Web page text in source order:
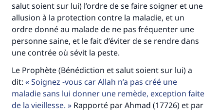
salut soient sur lui) l’ordre de se faire soigner et une
allusion à la protection contre la maladie, et un
ordre donné au malade de ne pas fréquenter une
personne saine, et le fait d’éviter de se rendre dans
une contrée où sévit la peste.
Le Prophète (Bénédiction et salut soient sur lui) a
dit:
Soignez -vous car Allah n’a pas créé une
maladie sans lui donner une remède, exception faite
de la vieillesse.
Rapporté par Ahmad (17726) et par